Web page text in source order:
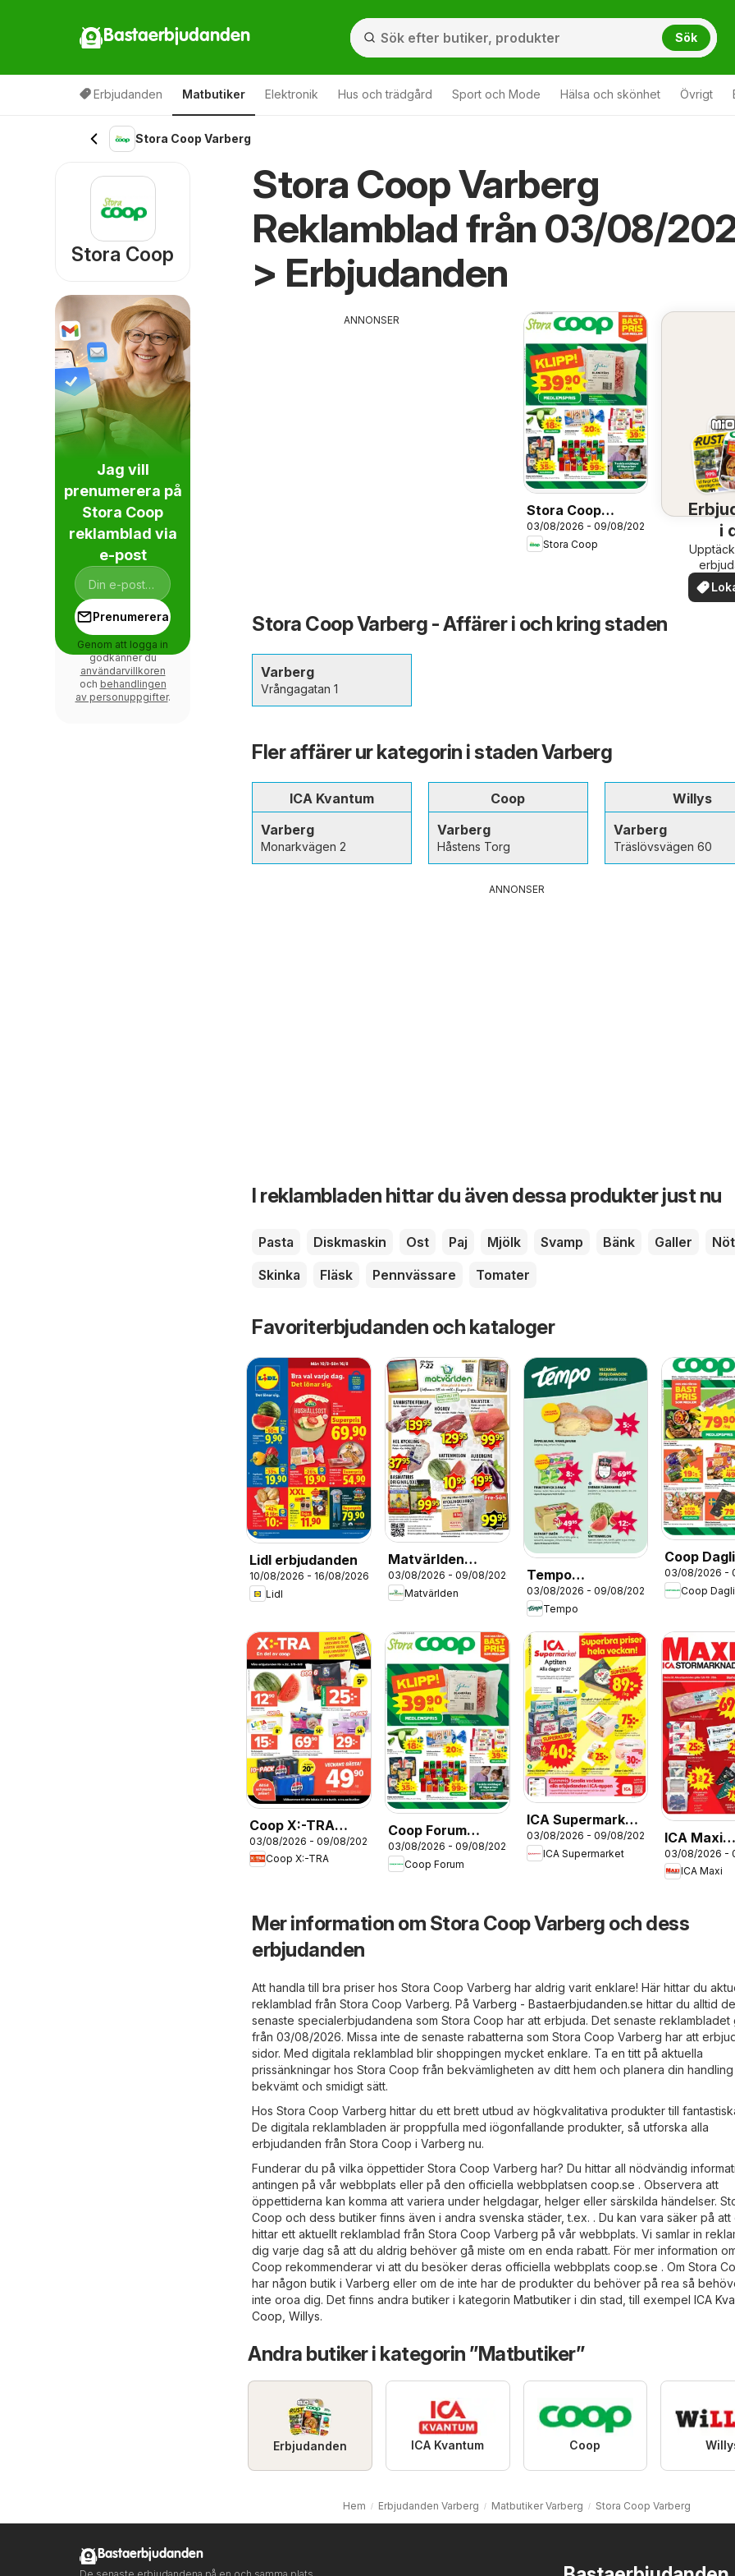
Bastaerbjudanden Sök
Erbjudanden Matbutiker Elektronik Hus och trädgård Sport och Mode Hälsa och skönhet Övrigt
Stora Coop Varberg
Stora Coop Varberg
Reklamblad från 03/08/
> Erbjudanden
ANNONSER
Stora Coop
erbjudanden
03/08/2026 - 09/08/2026
Stora Coop
i
Stora Coop Varberg - Affärer i och kring staden
Varberg
Vrångagatan 1
Fler affärer ur kategorin i staden Varberg
ICA Kvantum
Varberg
Monarkvägen 2
Coop
Varberg
Håstens Torg
Willys
Varberg
Träslövsvägen 60
ANNONSER
I reklambladen hittar du även dessa produkter just nu
Pasta Diskmaskin Ost Paj Mjölk Svamp Bänk Galler
Skinka
Fläsk Pennvässare Tomater
Favoriterbjudanden och kataloger
Lidl erbjudanden
10/08/2026 - 16/08/2026
Lidl
Matvärlden
erbjudanden
03/08/2026 - 09/08/2026
Matvärlden
Tempo
erbjudanden
03/08/2026 - 09/08/2026
Tempo
Coop
03/08/2026 -
Coop
Coop X:-TRA
erbjudanden
03/08/2026 - 09/08/2026
Coop X:-TRA
Coop Forum
erbjudanden
03/08/2026 - 09/08/2026
Coop Forum
ICA Supermarket
erbjudanden
03/08/2026 - 09/08/2026
ICA Supermarket
ICA Maxi
03/08/2026 -
ICA Maxi
Mer information om Stora Coop Varberg och dess
erbjudanden
Att handla till bra priser hos Stora Coop Varberg har aldrig varit enklare! Här hittar du
reklamblad från Stora Coop Varberg. På Varberg - Bastaerbjudanden.se hittar du alltid de
senaste specialerbjudandena som Stora Coop har att erbjuda. Det senaste reklambladet
från 03/08/2026. Missa inte de senaste rabatterna som Stora Coop Varberg har att
sidor. Med digitala reklamblad blir shoppingen mycket enklare. Ta en titt på aktuella
prissänkningar hos Stora Coop från bekvämligheten av ditt hem och planera din
bekvämt och smidigt sätt.
Hos Stora Coop Varberg hittar du ett brett utbud av högkvalitativa produkter till
De digitala reklambladen är proppfulla med iögonfallande produkter, så utforska alla
erbjudanden från Stora Coop i Varberg nu.
Funderar du på vilka öppettider Stora Coop Varberg har? Du hittar all nödvändig
antingen på vår webbplats eller på den officiella webbplatsen coop.se . Observera att
öppettiderna kan komma att variera under helgdagar, helger eller särskilda händelser.
Coop och dess butiker finns även i andra svenska städer, t.ex. . Du kan vara säker på att
hittar ett aktuellt reklamblad från Stora Coop Varberg på vår webbplats. Vi samlar in
dig varje dag så att du aldrig behöver gå miste om en enda rabatt. För mer information
Coop rekommenderar vi att du besöker deras officiella webbplats coop.se . Om Stora
har någon butik i Varberg eller om de inte har de produkter du behöver på rea så
inte oroa dig. Det finns andra butiker i kategorin Matbutiker i din stad, till exempel ICA
Coop Willys.
Andra butiker i kategorin ”Matbutiker”
Erbjudanden ICA Kvantum Coop
Hem Erbjudanden Varberg Matbutiker Varberg Stora Coop Varberg
Stora Coop
Jag vill
prenumerera på
Stora Coop
reklamblad via
e-post
Prenumerera
Genom att logga in
godkänner du
användarvillkoren
och behandlingen
av personuppgifter.
Bastaerbjudanden